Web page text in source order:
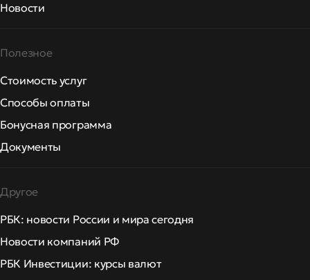
Новости
Полезное
Стоимость услуг
Способы оплаты
Бонусная программа
Документы
Другое
РБК: новости России и мира сегодня
Новости компаний РФ
РБК Инвестиции: курсы валют